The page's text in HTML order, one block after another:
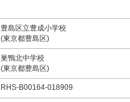
豊島区立豊成小学校
(東京都豊島区)
巣鴨北中学校
(東京都豊島区)
RHS-B00164-018909